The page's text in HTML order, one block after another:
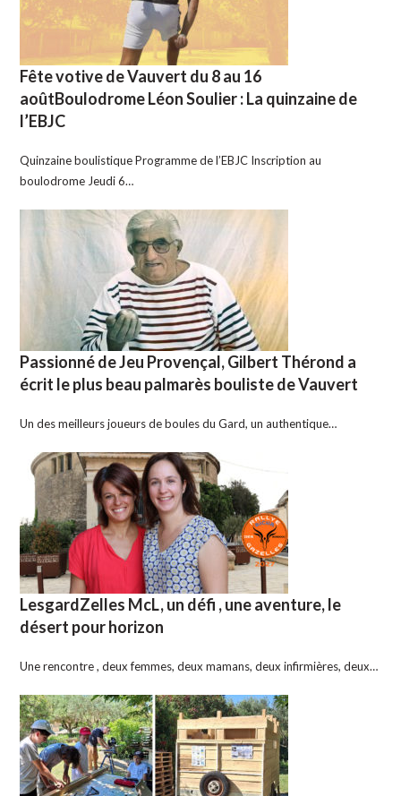
Fête votive de Vauvert du 8 au 16
aoûtBoulodrome Léon Soulier : La quinzaine de
l’EBJC
Quinzaine boulistique Programme de l’EBJC Inscription au
boulodrome Jeudi 6…
Passionné de Jeu Provençal, Gilbert Thérond a
écrit le plus beau palmarès bouliste de Vauvert
Un des meilleurs joueurs de boules du Gard, un authentique…
LesgardZelles McL, un défi , une aventure, le
désert pour horizon
Une rencontre , deux femmes, deux mamans, deux infirmières, deux…